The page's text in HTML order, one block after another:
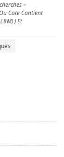
=
Cote Contient
) Et